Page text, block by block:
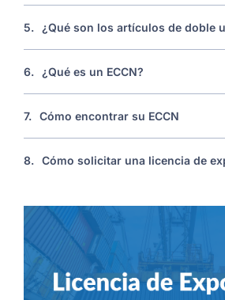
5. ¿Qué son los artículos de doble
6. ¿Qué es un ECCN?
7. Cómo encontrar su ECCN
8. Cómo solicitar una licencia de